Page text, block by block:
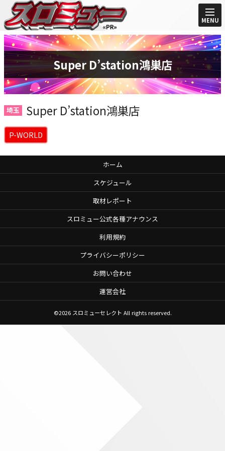
MENU
Super D’station鴻巣店
埼玉 Super D’station鴻巣店
P-WORLD
ホーム
スケジュール
取材レポート
スロミュー公式各種アナウンス
利用規約
プライバシーポリシー
お問い合わせ
運営会社
©2026 スロミューセレクト All rights reserved.